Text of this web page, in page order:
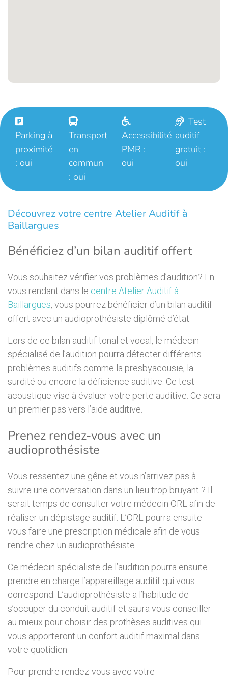
Parking à
proximité
: oui
Transport
en
commun
: oui
Accessibilité
PMR :
oui
Test
auditif
gratuit :
oui
Découvrez votre centre Atelier Auditif à
Baillargues
Bénéficiez d’un bilan auditif offert
Vous souhaitez vérifier vos problèmes d’audition? En
vous rendant dans le centre Atelier Auditif à
Baillargues, vous pourrez bénéficier d’un bilan auditif
offert avec un audioprothésiste diplômé d’état.
Lors de ce bilan auditif tonal et vocal, le médecin
spécialisé de l’audition pourra détecter différents
problèmes auditifs comme la presbyacousie, la
surdité ou encore la déficience auditive. Ce test
acoustique vise à évaluer votre perte auditive. Ce sera
un premier pas vers l’aide auditive.
Prenez rendez-vous avec un
audioprothésiste
Vous ressentez une gêne et vous n’arrivez pas à
suivre une conversation dans un lieu trop bruyant ? Il
serait temps de consulter votre médecin ORL afin de
réaliser un dépistage auditif. L’ORL pourra ensuite
vous faire une prescription médicale afin de vous
rendre chez un audioprothésiste.
Ce médecin spécialiste de l’audition pourra ensuite
prendre en charge l’appareillage auditif qui vous
correspond. L’audioprothésiste a l’habitude de
s’occuper du conduit auditif et saura vous conseiller
au mieux pour choisir des prothèses auditives qui
vous apporteront un confort auditif maximal dans
votre quotidien.
Pour prendre rendez-vous avec votre